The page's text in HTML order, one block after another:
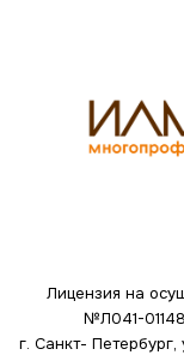
Лицензия на
№Л041-
г. Санкт- Петербург,